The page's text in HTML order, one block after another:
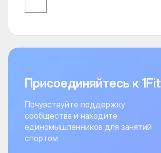
Присоединяйтесь к 1Fit
Почувствуйте поддержку
сообщества и находите
единомышленников для занятий
спортом